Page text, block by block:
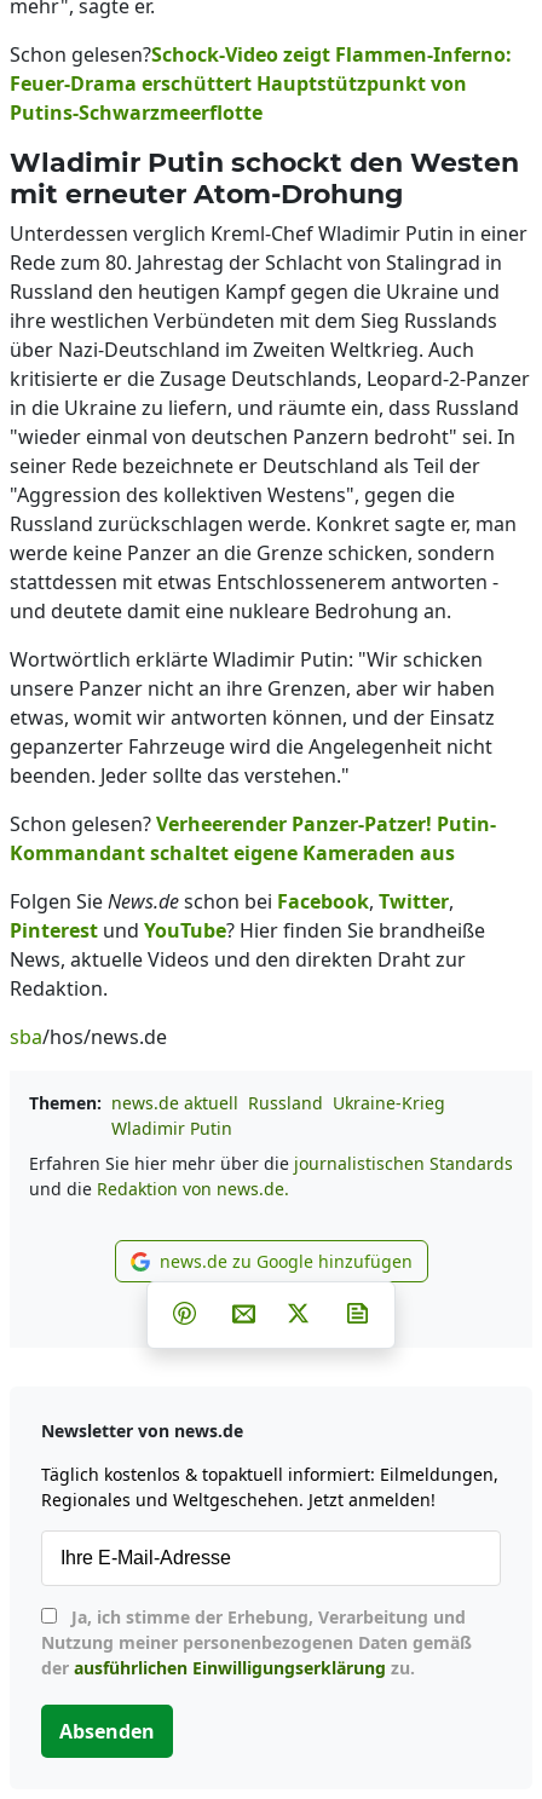
mehr", sagte er.
Schon gelesen?Schock-Video zeigt Flammen-Inferno:
Feuer-Drama erschüttert Hauptstützpunkt von
Putins-Schwarzmeerflotte
Wladimir Putin schockt den Westen
mit erneuter Atom-Drohung
Unterdessen verglich Kreml-Chef Wladimir Putin in einer
Rede zum 80. Jahrestag der Schlacht von Stalingrad in
Russland den heutigen Kampf gegen die Ukraine und
ihre westlichen Verbündeten mit dem Sieg Russlands
über Nazi-Deutschland im Zweiten Weltkrieg. Auch
kritisierte er die Zusage Deutschlands, Leopard-2-Panzer
in die Ukraine zu liefern, und räumte ein, dass Russland
"wieder einmal von deutschen Panzern bedroht" sei. In
seiner Rede bezeichnete er Deutschland als Teil der
"Aggression des kollektiven Westens", gegen die
Russland zurückschlagen werde. Konkret sagte er, man
werde keine Panzer an die Grenze schicken, sondern
stattdessen mit etwas Entschlossenerem antworten -
und deutete damit eine nukleare Bedrohung an.
Wortwörtlich erklärte Wladimir Putin: "Wir schicken
unsere Panzer nicht an ihre Grenzen, aber wir haben
etwas, womit wir antworten können, und der Einsatz
gepanzerter Fahrzeuge wird die Angelegenheit nicht
beenden. Jeder sollte das verstehen."
Schon gelesen?Verheerender Panzer-Patzer! Putin-
Kommandant schaltet eigene Kameraden aus
Folgen SieNews.deschon bei Facebook, Twitter,
Pinterest und YouTube? Hier finden Sie brandheiße
News, aktuelle Videos und den direkten Draht zur
Redaktion.
sba/hos/news.de
Themen: news.de aktuell Russland Ukraine-Krieg
Wladimir Putin
Erfahren Sie hier mehr über die journalistischen Standards
und die Redaktion von news.de.
news.de zu Google
news.de zu Google hinzufügen
Teilen auf Facebook
Teilen auf Whatsapp
Teilen auf Telegram
Teilen auf Pinterest
Per E-Mail teilen
Post auf X
Newsletter von news.de
Täglich kostenlos & topaktuell informiert: Eilmeldungen,
Regionales und Weltgeschehen. Jetzt anmelden!
Nutzung meiner personenbezogenen Daten gemäß
der ausführlichen Einwilligungserklärung zu.
Absenden